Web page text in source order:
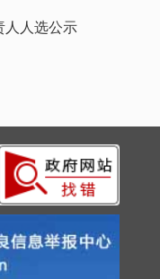
人人选公示